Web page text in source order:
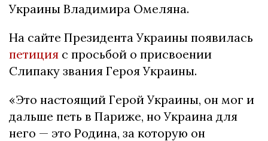
Украины Владимира Омеляна.
На сайте Президента Украины появилась
петиция с просьбой о присвоении
Слипаку звания Героя Украины.
«Это настоящий Герой Украины, он мог и
дальше петь в Париже, но Украина для
него — это Родина, за которую он